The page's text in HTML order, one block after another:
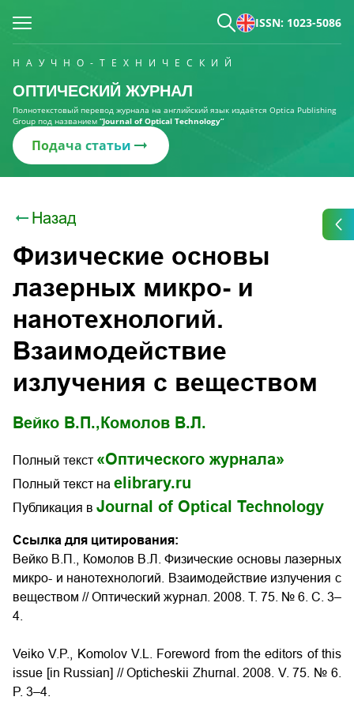
ISSN: 1023-5086
НАУЧНО-ТЕХНИЧЕСКИЙ
ОПТИЧЕСКИЙ ЖУРНАЛ
Полнотекстовый перевод журнала на английский язык издаётся Optica Publishing
Group под названием “Journal of Optical Technology“
Подача статьи
Назад
Физические основы
лазерных микро- и
нанотехнологий.
Взаимодействие
излучения с веществом
Вейко В.П., Комолов В.Л.
Полный текст «Оптического журнала»
Полный текст на elibrary.ru
Публикация в Journal of Optical Technology
Ссылка для цитирования:
Вейко В.П., Комолов В.Л. Физические основы лазерных
микро- и нанотехнологий. Взаимодействие излучения с
веществом // Оптический журнал. 2008. Т. 75. № 6. С. 3–
4.
Veiko V.P., Komolov V.L. Foreword from the editors of this
issue [in Russian] // Opticheskii Zhurnal. 2008. V. 75. № 6.
P. 3–4.